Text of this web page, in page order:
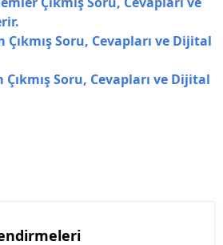
Çıkmış Soru, Cevapları ve Dijital
Soru, Cevapları ve Dijital